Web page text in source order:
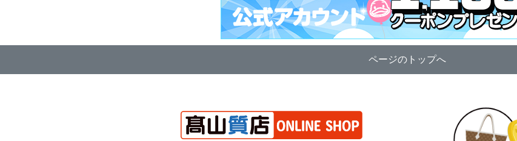
ページのトップへ